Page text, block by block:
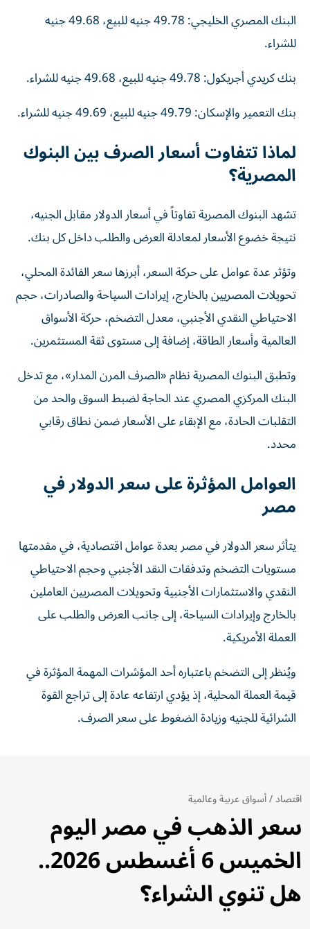
البنك المصري الخليجي: 49.78 جنيه للبيع، 49.68 جنيه
للشراء.
بنك كريدي أجريكول: 49.78 جنيه للبيع، 49.68 جنيه للشراء.
بنك التعمير والإسكان: 49.79 جنيه للبيع، 49.69 جنيه للشراء.
لماذا تتفاوت أسعار الصرف بين البنوك
المصرية؟
تشهد البنوك المصرية تفاوتاً في أسعار الدولار مقابل الجنيه،
نتيجة خضوع الأسعار لمعادلة العرض والطلب داخل كل بنك.
وتؤثر عدة عوامل على حركة السعر، أبرزها سعر الفائدة المحلي،
تحويلات المصريين بالخارج، إيرادات السياحة والصادرات، حجم
الاحتياطي النقدي الأجنبي، معدل التضخم، حركة الأسواق
العالمية وأسعار الطاقة، إضافة إلى مستوى ثقة المستثمرين.
وتطبق البنوك المصرية نظام «الصرف المرن المدار»، مع تدخل
البنك المركزي المصري عند الحاجة لضبط السوق والحد من
التقلبات الحادة، مع الإبقاء على الأسعار ضمن نطاق رقابي
محدد.
العوامل المؤثرة على سعر الدولار في
مصر
يتأثر سعر الدولار في مصر بعدة عوامل اقتصادية، في مقدمتها
مستويات التضخم وتدفقات النقد الأجنبي وحجم الاحتياطي
النقدي والاستثمارات الأجنبية وتحويلات المصريين العاملين
بالخارج وإيرادات السياحة، إلى جانب العرض والطلب على
العملة الأمريكية.
ويُنظر إلى التضخم باعتباره أحد المؤشرات المهمة المؤثرة في
قيمة العملة المحلية، إذ يؤدي ارتفاعه عادة إلى تراجع القوة
الشرائية للجنيه وزيادة الضغوط على سعر الصرف.
اقتصاد/أسواق عربية وعالمية
سعر الذهب في مصر اليوم
الخميس 6 أغسطس 2026..
هل تنوي الشراء؟